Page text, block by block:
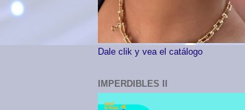
Dale clik y vea el catálogo
IMPERDIBLES II